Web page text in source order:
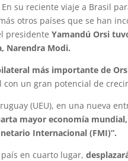
su reciente viaje a Brasil
otros países que se han
presidenteYamandú Orsi
Narendra Modi.
más importante de
un gran potencial de
(UEU), en una nueva
mayor economía
Internacional (FMI)”.
país en cuarto lugar,